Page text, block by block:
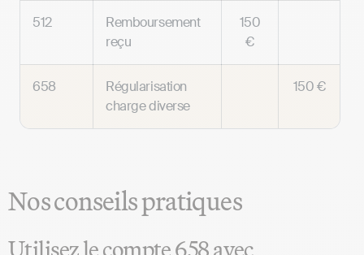
512
Remboursement
reçu
150
€
658
Régularisation
charge diverse
150 €
Nos conseils pratiques
Utilisez le compte 658 avec